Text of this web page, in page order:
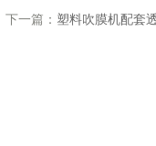
下一篇： 塑料吹膜机配套